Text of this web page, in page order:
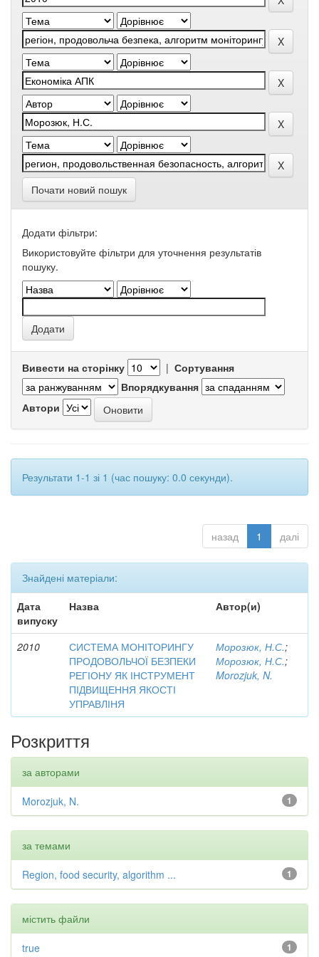
Почати новий пошук
Додати фільтри:
Використовуйте фільтри для уточнення результатів
пошуку.
Вивести на сторінку | Сортування
Впорядкування
Автори
Результати 1-1 зі 1 (час пошуку: 0.0 секунди).
назад 1 далі
Знайдені матеріали:
Дата
випуску
Назва Автор(и)
2010
СИСТЕМА МОНІТОРИНГУ
ПРОДОВОЛЬЧОЇ БЕЗПЕКИ
РЕГІОНУ ЯК ІНСТРУМЕНТ
ПІДВИЩЕННЯ ЯКОСТІ
УПРАВЛІНЯ
Морозюк, Н.С.;
Морозюк, Н.С.;
Morozjuk, N.
Розкриття
за авторами
1
Morozjuk, N.
за темами
1
Region, food security, algorithm ...
містить файли
1
true